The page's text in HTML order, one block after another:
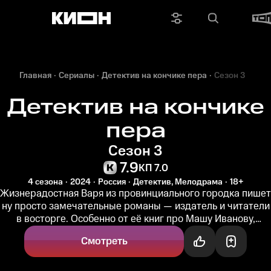
Главная Сериалы Детектив на кончике пера Сезон 3
Детектив на кончике
пера
Сезон 3
7.9КП 7.0
4 сезона 2024 Россия Детектив, Мелодрама 18+
Жизнерадостная Варя из провинциального городка пишет
ну просто замечательные романы — издатель и читатели
в восторге. Особенно от её книг про Машу Иванову,
которая всё никак...
Смотреть